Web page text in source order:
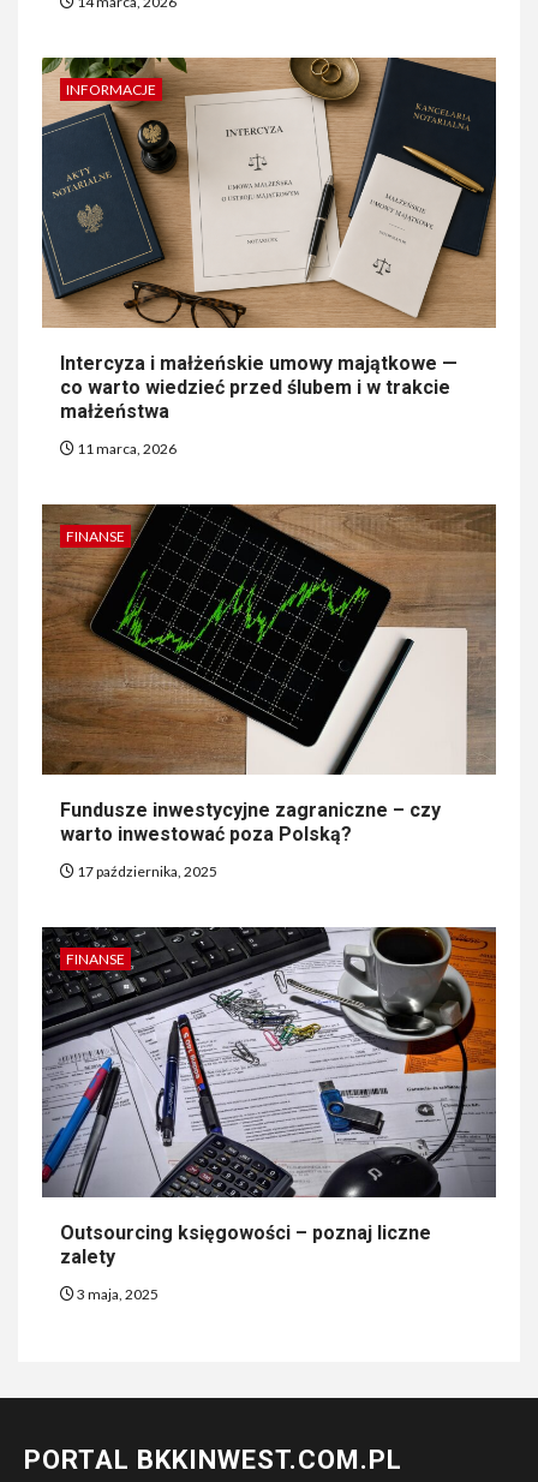
INFORMACJE
Intercyza i małżeńskie umowy majątkowe —
co warto wiedzieć przed ślubem i w trakcie
małżeństwa
11 marca, 2026
FINANSE
Fundusze inwestycyjne zagraniczne – czy
warto inwestować poza Polską?
17 października, 2025
FINANSE
Outsourcing księgowości – poznaj liczne
zalety
3 maja, 2025
PORTAL BKKINWEST.COM.PL